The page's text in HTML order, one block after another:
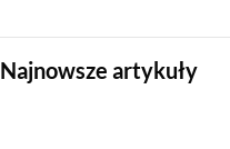
Najnowsze artykuły